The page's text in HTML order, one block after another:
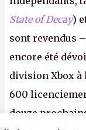
State of Decay)
sont revendus
encore été
division Xbox à
600
douze